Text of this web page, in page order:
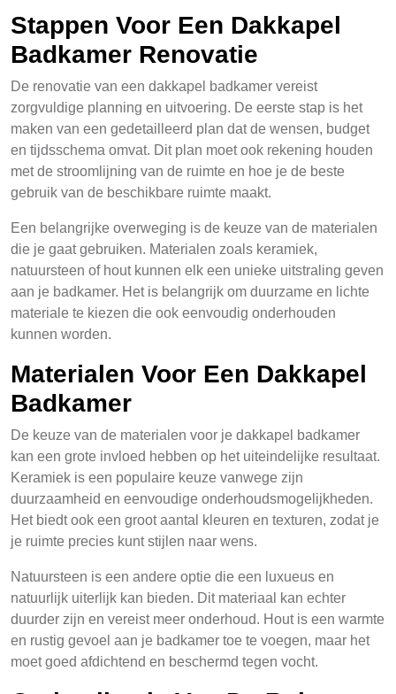
Stappen Voor Een Dakkapel
Badkamer Renovatie
De renovatie van een dakkapel badkamer vereist
zorgvuldige planning en uitvoering. De eerste stap is het
maken van een gedetailleerd plan dat de wensen, budget
en tijdsschema omvat. Dit plan moet ook rekening houden
met de stroomlijning van de ruimte en hoe je de beste
gebruik van de beschikbare ruimte maakt.
Een belangrijke overweging is de keuze van de materialen
die je gaat gebruiken. Materialen zoals keramiek,
natuursteen of hout kunnen elk een unieke uitstraling geven
aan je badkamer. Het is belangrijk om duurzame en lichte
materiale te kiezen die ook eenvoudig onderhouden
kunnen worden.
Materialen Voor Een Dakkapel
Badkamer
De keuze van de materialen voor je dakkapel badkamer
kan een grote invloed hebben op het uiteindelijke resultaat.
Keramiek is een populaire keuze vanwege zijn
duurzaamheid en eenvoudige onderhoudsmogelijkheden.
Het biedt ook een groot aantal kleuren en texturen, zodat je
je ruimte precies kunt stijlen naar wens.
Natuursteen is een andere optie die een luxueus en
natuurlijk uiterlijk kan bieden. Dit materiaal kan echter
duurder zijn en vereist meer onderhoud. Hout is een warmte
en rustig gevoel aan je badkamer toe te voegen, maar het
moet goed afdichtend en beschermd tegen vocht.